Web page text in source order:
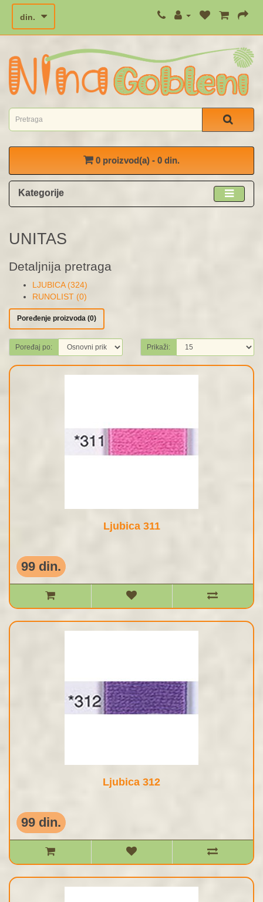
din.
0 proizvod(a) - 0 din.
Kategorije
UNITAS
Detaljnija pretraga
LJUBICA (324)
RUNOLIST (0)
Poređenje proizvoda (0)
Poređaj po: Prikaži:
Ljubica 311
99 din.
Ljubica 312
99 din.